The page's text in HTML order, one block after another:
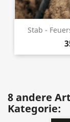
Stab -
8 andere
Kategorie: